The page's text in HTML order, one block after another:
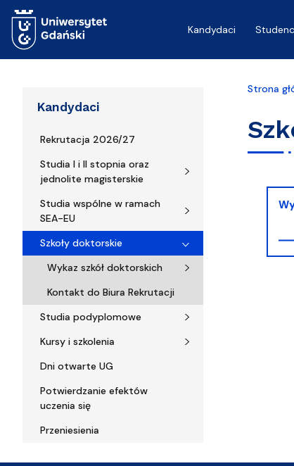
Kandydaci
Kandydaci
Rekrutacja 2026/27
Studia I i II stopnia oraz
jednolite magisterskie
Studia wspólne w ramach
SEA-EU
Szkoły doktorskie
Wykaz szkół doktorskich
Kontakt do Biura Rekrutacji
Studia podyplomowe
Kursy i szkolenia
Dni otwarte UG
Potwierdzanie efektów
uczenia się
Przeniesienia
Strona